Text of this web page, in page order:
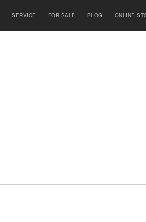
SERVICE FOR SALE BLOG ONLINE